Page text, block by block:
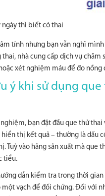
ngày thì biết có thai
tính nhưng bạn vẫn nghĩ
nhà cung cấp dịch vụ
xét nghiệm máu để đo nồng
ý khi sử dụng
bạn đặt đầu que thử
thị kết quả – thường là dấu
Tuỳ vào hãng sản xuất mà que
tiểu.
dẫn kiểm tra trong thời
vạch để đối chứng. Đối với